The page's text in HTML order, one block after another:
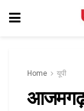
Home यूपी
आजमगढ़